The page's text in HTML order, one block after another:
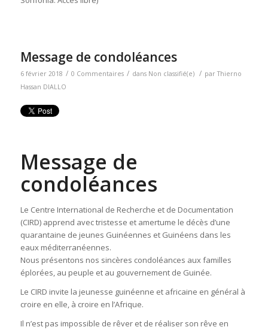
Message de condoléances
6 février 2018 / 0 Commentaires / dans Non classifié(e) / parThierno
Hassan DIALLO
Message de
condoléances
Le Centre International de Recherche et de Documentation
(CIRD) apprend avec tristesse et amertume le décès d’une
quarantaine de jeunes Guinéennes et Guinéens dans les
eaux méditerranéennes.
Nous présentons nos sincères condoléances aux familles
éplorées, au peuple et au gouvernement de Guinée.
Le CIRD invite la jeunesse guinéenne et africaine en général à
croire en elle, à croire en l’Afrique.
Il n’est pas impossible de rêver et de réaliser son rêve en